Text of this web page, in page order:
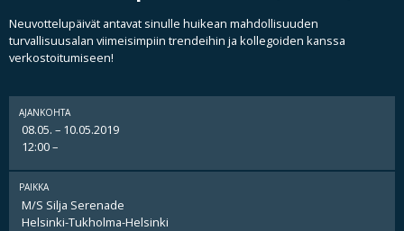
Neuvottelupäivät antavat sinulle huikean mahdollisuuden
turvallisuusalan viimeisimpiin trendeihin ja kollegoiden kanssa
verkostoitumiseen!
AJANKOHTA
08.05. – 10.05.2019
12:00 –
PAIKKA
M/S Silja Serenade
Helsinki-Tukholma-Helsinki